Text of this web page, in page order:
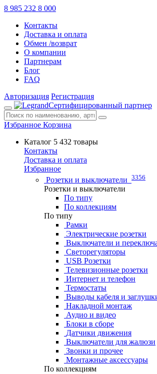
8 985 232 8 000
Контакты
Доставка и оплата
Обмен /возврат
О компании
Партнерам
Блог
FAQ
Авторизация Регистрация
Сертифицированный партнер
Избранное Корзина
Каталог 5 432 товары
Контакты
Доставка и оплата
Избранное
Розетки и выключатели 3356
Розетки и выключатели
По типу
По коллекциям
По типу
Рамки
Электрические розетки
Выключатели и
Светорегуляторы
USB Розетки
Телевизионные розетки
Интернет и телефон
Термостаты
Выводы кабеля и
Накладной монтаж
Аудио и видео
Блоки в сборе
Датчики движения
Выключатели для жалюзи
Звонки и прочее
Монтажные аксессуары
По коллекциям